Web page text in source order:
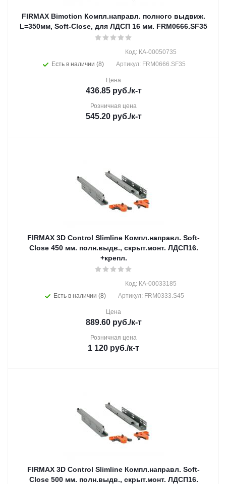
FIRMAX Bimotion Компл.направл. полного выдвиж.
L=350мм, Soft-Close, для ЛДСП 16 мм. FRM0666.SF35
Есть в наличии (8)
Код: КА-00050735
Артикул: FRM0666.SF35
Цена
436.85руб./к-т
Розничная цена
545.20руб./к-т
FIRMAX 3D Control Slimline Компл.направл. Soft-
Close 450 мм. полн.выдв., скрыт.монт. ЛДСП16.
+крепл.
Есть в наличии (8)
Код: КА-00033185
Артикул: FRM0333.S45
Цена
889.60руб./к-т
Розничная цена
1 120 руб./к-т
FIRMAX 3D Control Slimline Компл.направл. Soft-
Close 500 мм. полн.выдв., скрыт.монт. ЛДСП16.